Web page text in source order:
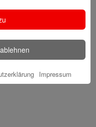
Impressum